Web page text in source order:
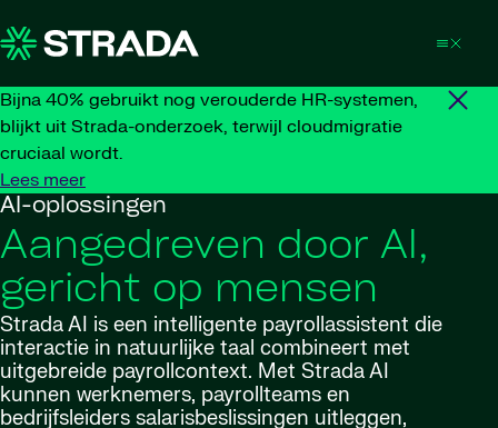
Bijna 40% gebruikt nog verouderde HR-systemen,
blijkt uit Strada-onderzoek, terwijl cloudmigratie
cruciaal wordt.
Lees meer
AI-oplossingen
Aangedreven door AI,
gericht op mensen
Strada AI is een intelligente payrollassistent die
interactie in natuurlijke taal combineert met
uitgebreide payrollcontext. Met Strada AI
kunnen werknemers, payrollteams en
bedrijfsleiders salarisbeslissingen uitleggen,